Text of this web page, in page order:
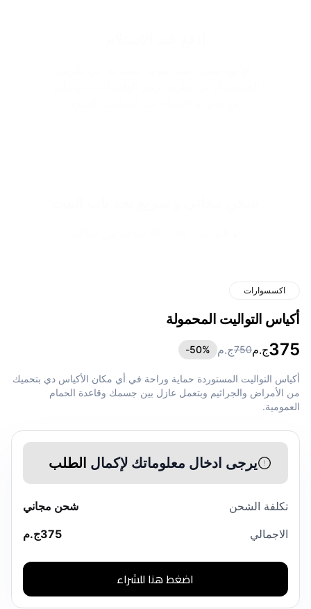
اكسسوارات
أكياس التواليت المحمولة
375ج.م750ج.م 50%-
أكياس التواليت المستوردة حماية وراحة في أي مكان الأكياس دي بتحميك
من الأمراض والجراثيم وبتعمل عازل بين جسمك وقاعدة الحمام
العمومية.
يرجى ادخال معلوماتك لإكمال الطلب
تكلفة الشحن
شحن مجاني
الاجمالي
375ج.م
اضغط هنا للشراء